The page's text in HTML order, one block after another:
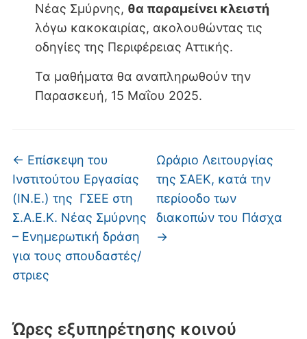
Ώρες εξυπηρέτησης κοινού
Νέας Σμύρνης, θα παραμείνει κλειστή
λόγω κακοκαιρίας, ακολουθώντας τις
οδηγίες της Περιφέρειας Αττικής.
Τα μαθήματα θα αναπληρωθούν την
Παρασκευή, 15 Μαΐου 2025.
← Επίσκεψη του
Ινστιτούτου Εργασίας
(ΙΝ.Ε.) της ΓΣΕΕ στη
Σ.Α.Ε.Κ. Νέας Σμύρνης
– Ενημερωτική δράση
για τους σπουδαστές/
στριες
Ωράριο Λειτουργίας
της ΣΑΕΚ, κατά την
περίοοδο των
διακοπών του Πάσχα
→